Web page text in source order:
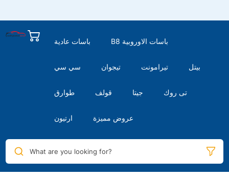
باسات عادية B8 باسات الاوروبية
سي سي تيجوان تيرامونت بيتل
طوارق قولف جيتا تى روك
ارتيون عروض مميزة
What are you looking for?